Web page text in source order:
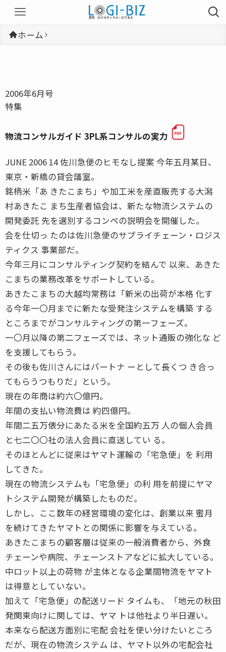
ホーム
2006年6月号
特集
物流コンサルガイド 3PL系コンサルの実力
JUNE 2006 14 佐川急便のヒモなし提案 今年五月某日、
東京・新橋の貸会議室。
銘柄米「あ きたこまち」や加工米を産直販売する大潟
村あきたこ まち生産者協会は、新たな物流システムの
開発委託 先を選別するコンペの説明会を開催した。
会を仕切っ たのは佐川急便のサプライチェーン・ロジス
ティクス 事業部だ。
今年三月にコンサルティング契約を結んで 以来、あきた
こまちの業務改革をサポートしている。
あきたこまちの大越均常務は「新米の出荷が本格 化す
る今年一〇月までに新たな受発注システムを構築 する
ところまでがコンサルティングの第一フェーズ。
一〇月以降の第二フェーズでは、ネット通販の強化な ど
を支援してもらう。
その後も佐川さんにはパートナ ーとして長くつ き合っ
てもらうつもりだ」という。
現在の年商は約六〇億円。
年間の支払い物流費は 約四億円。
年間二五万俵分にあたる米を全国約五万 人の個人会員
と七二〇〇社の法人会員に直送してい る。
そのほとんどに従来はヤマト運輸の「宅急便」を 利用
してきた。
現在の物流システムも「宅急便」の利 用を前提にヤマ
トシステム開発が構築したものだ。
しかし、ここ数年の経営環境の変化は、創業以来 蜜月
を続けてきたヤマトとの関係に影響を与えている。
あきたこまちの顧客層は従来の一般消費者から、外食
チェーンや病院、チェーンストアなどに拡大している。
中ロット以上の荷物 が主体となる企業間物流をヤマト
は得意としていない。
加えて「宅急便」の配送リード タイムも、「地元の秋田
発関東向けに関しては、ヤマ トは他社より半日遅い。
本来なら配送方面別に宅配 会社を使い分けたいところ
だが、現在の物流システム は、ヤマト以外の宅配会社